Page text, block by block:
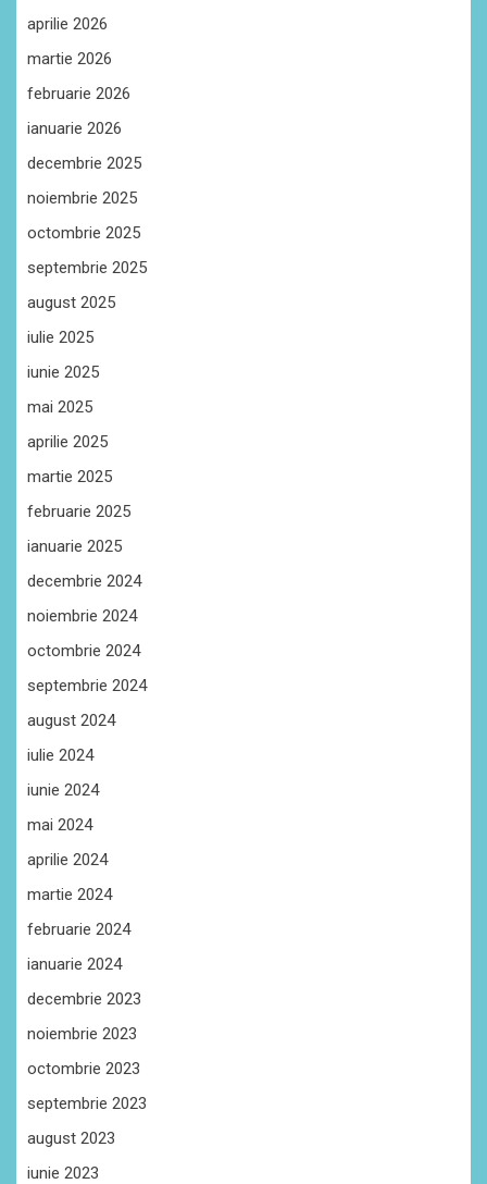
aprilie 2026
martie 2026
februarie 2026
ianuarie 2026
decembrie 2025
noiembrie 2025
octombrie 2025
septembrie 2025
august 2025
iulie 2025
iunie 2025
mai 2025
aprilie 2025
martie 2025
februarie 2025
ianuarie 2025
decembrie 2024
noiembrie 2024
octombrie 2024
septembrie 2024
august 2024
iulie 2024
iunie 2024
mai 2024
aprilie 2024
martie 2024
februarie 2024
ianuarie 2024
decembrie 2023
noiembrie 2023
octombrie 2023
septembrie 2023
august 2023
iunie 2023